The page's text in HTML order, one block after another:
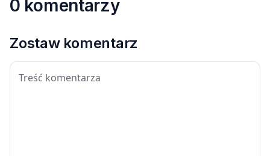
0 komentarzy
Zostaw komentarz